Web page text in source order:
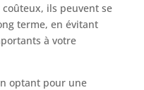
ils peuvent se
terme, en évitant
à votre
optant pour une